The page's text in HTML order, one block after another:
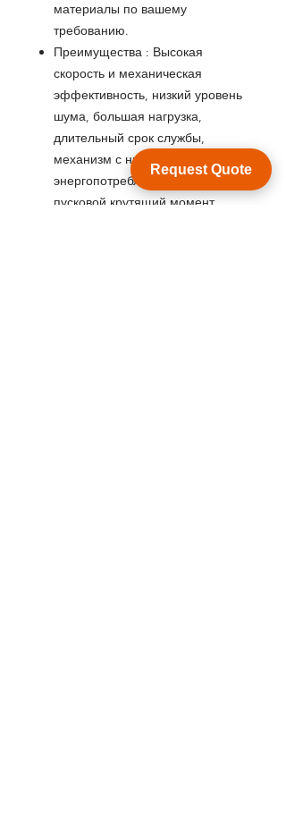
материалы по вашему
требованию.
Преимущества : Высокая
скорость и механическая
эффективность, низкий уровень
шума, большая нагрузка,
длительный срок службы,
механизм с низким
энергопотреблением, низкий
пусковой крутящий момент .
Request Quote